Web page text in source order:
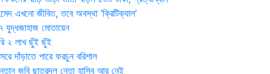
এখনো জীবিত, তবে অবস্থা ‘ক্রিটিক্যাল’
যুদ্ধজাহাজ মোতায়েন
২ লাখ ছুঁই ছুঁই
দাঁড়াতে পারে ফরচুন বরিশাল
জবি ছাত্রদল নেতা হাসিব আর নেই